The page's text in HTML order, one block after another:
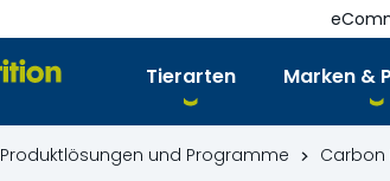
Tierarten Marken &
Produktlösungen und Programme Carbon